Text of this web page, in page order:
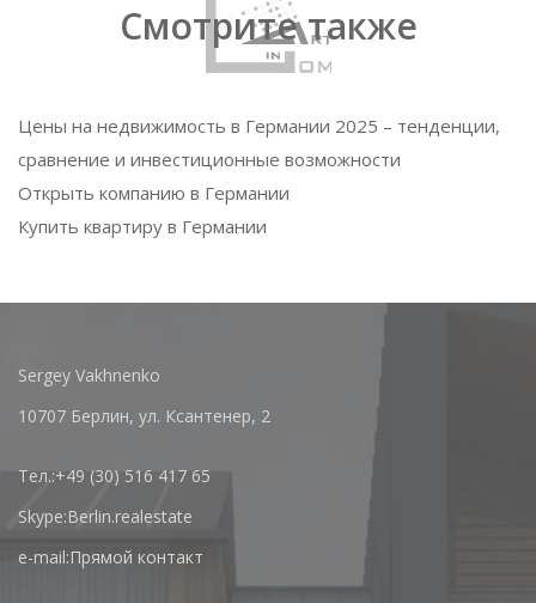
Смотрите также
Цены на недвижимость в Германии 2025 – тенденции,
сравнение и инвестиционные возможности
Открыть компанию в Германии
Купить квартиру в Германии
Sergey Vakhnenko
10707 Берлин, ул. Ксантенер, 2
Тел.:+49 (30) 516 417 65
Skype:Berlin.realestate
e-mail:Прямой контакт